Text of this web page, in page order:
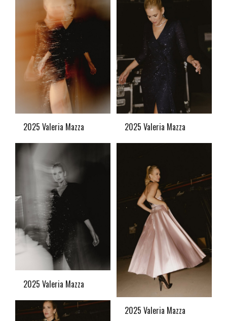
2025 Valeria Mazza 2025 Valeria Mazza
2025 Valeria Mazza
2025 Valeria Mazza